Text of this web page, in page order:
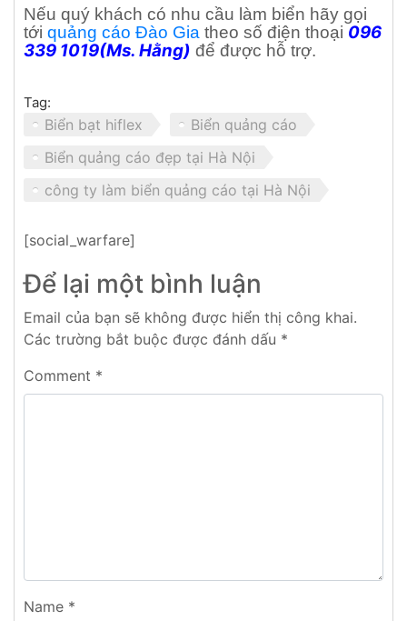
Nếu quý khách có nhu cầu làm biển hãy gọi
tới quảng cáo Đào Gia theo số điện thoại 096
339 1019(Ms. Hằng) để được hỗ trợ.
Tag:
Biển bạt hiflex
Biển quảng cáo
Biển quảng cáo đẹp tại Hà Nội
công ty làm biển quảng cáo tại Hà Nội
[social_warfare]
Để lại một bình luận
Email của bạn sẽ không được hiển thị công khai.
Các trường bắt buộc được đánh dấu *
Comment *
Name *